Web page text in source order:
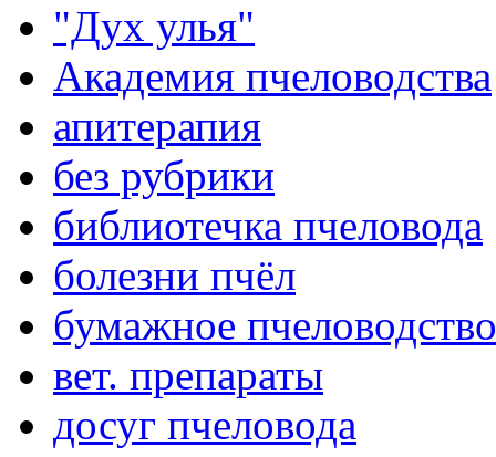
"Дух улья"
Академия пчеловодства
апитерапия
без рубрики
библиотечка пчеловода
болезни пчёл
бумажное пчеловодство
вет. препараты
досуг пчеловода